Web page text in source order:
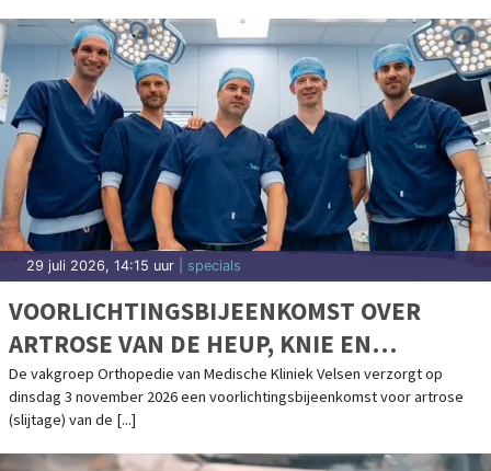
29 juli 2026, 14:15 uur | specials
VOORLICHTINGSBIJEENKOMST OVER
ARTROSE VAN DE HEUP, KNIE EN
SCHOUDER IN MEDISCHE KLINIEK VELSEN
De vakgroep Orthopedie van Medische Kliniek Velsen verzorgt op
dinsdag 3 november 2026 een voorlichtingsbijeenkomst voor artrose
(slijtage) van de [...]